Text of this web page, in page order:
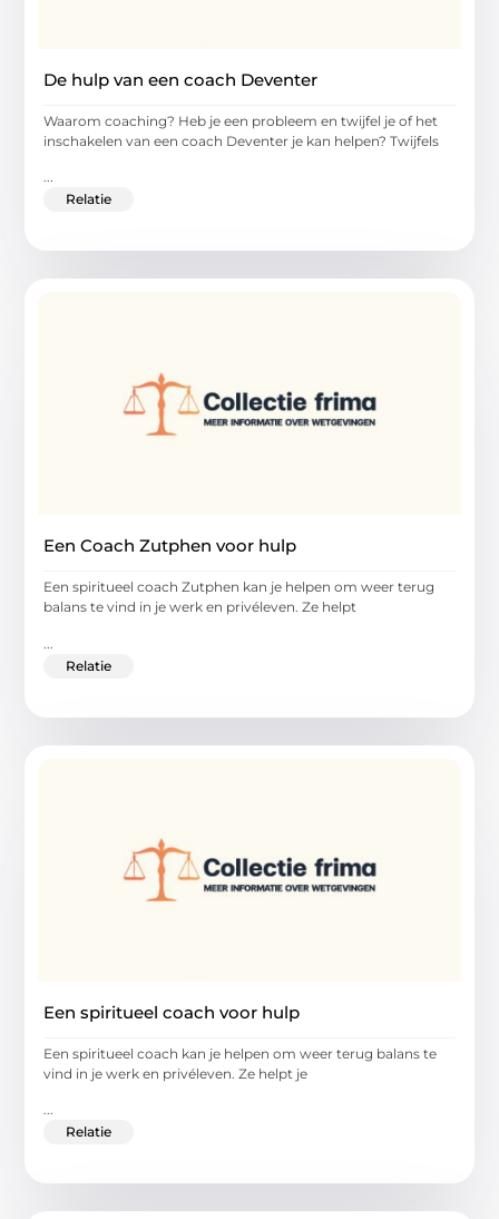
De hulp van een coach Deventer
Waarom coaching? Heb je een probleem en twijfel je of het
inschakelen van een coach Deventer je kan helpen? Twijfels
...
Relatie
Een Coach Zutphen voor hulp
Een spiritueel coach Zutphen kan je helpen om weer terug
balans te vind in je werk en privéleven. Ze helpt
Relatie
Een spiritueel coach voor hulp
Een spiritueel coach kan je helpen om weer terug balans te
vind in je werk en privéleven. Ze helpt je
...
Relatie